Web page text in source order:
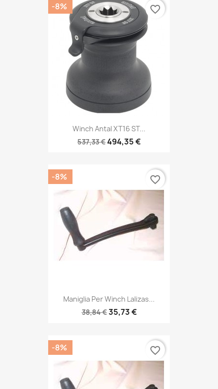
Winch Antal XT16 ST...
537,33 €494,35 €
-8% favorite_border
Maniglia Per Winch Lalizas...
38,84 €35,73 €
-8% favorite_border
-8% favorite_border